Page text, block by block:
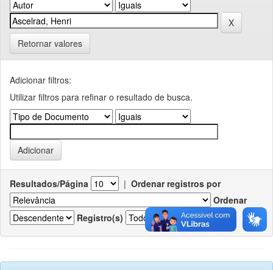
Retornar valores
Adicionar filtros:
Utilizar filtros para refinar o resultado de busca.
Resultados/Página | Ordenar registros por
Ordenar
Registro(s)